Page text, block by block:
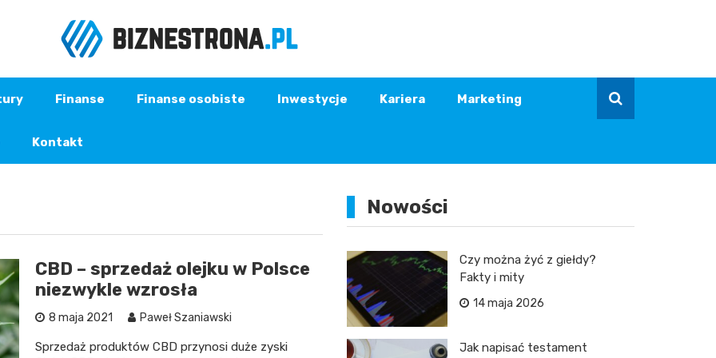
Finanse Finanse osobiste Inwestycje Kariera Marketing
Kontakt
CBD – sprzedaż olejku w Polsce
niezwykle wzrosła
8 maja 2021 Paweł Szaniawski
Sprzedaż produktów CBD przynosi duże zyski
Nowości
Czy można żyć z giełdy?
Fakty i mity
14 maja 2026
Jak napisać testament